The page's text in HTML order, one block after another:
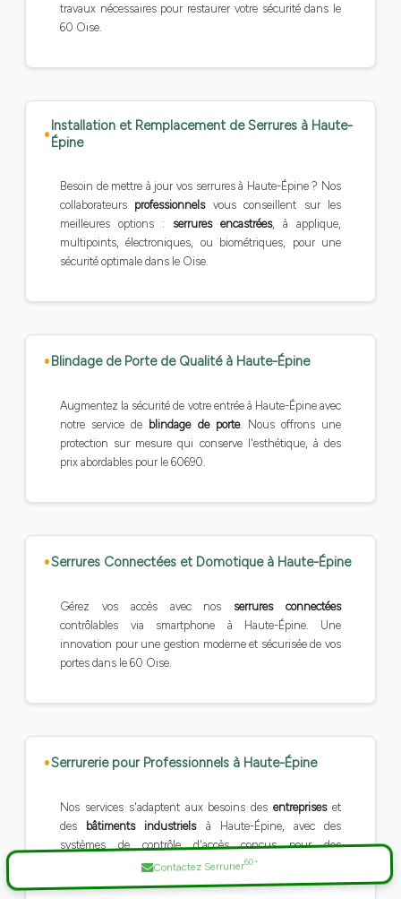
Contactez Serrurier60*
travaux nécessaires pour restaurer votre sécurité dans le
60 Oise.
Installation et Remplacement de Serrures à Haute-
Épine
Besoin de mettre à jour vos serrures à Haute-Épine ? Nos
collaborateurs professionnelsvous conseillent sur les
meilleures options : serrures encastrées, à applique,
multipoints, électroniques, ou biométriques, pour une
sécurité optimale dans le Oise.
Blindage de Porte de Qualité à Haute-Épine
Augmentez la sécurité de votre entrée à Haute-Épine avec
notre service de blindage de porte. Nous offrons une
protection sur mesure qui conserve l'esthétique, à des
prix abordables pour le 60690.
Serrures Connectées et Domotique à Haute-Épine
Gérez vos accès avec nos serrures connectées
contrôlables via smartphone à Haute-Épine. Une
innovation pour une gestion moderne et sécurisée de vos
portes dans le 60 Oise.
Serrurerie pour Professionnels à Haute-Épine
Nos services s'adaptent aux besoins desentrepriseset
des
bâtiments industrielsà Haute-Épine, avec des
systèmes de contrôle d'accès conçus pour des
environnements professionnels dans le Oise.